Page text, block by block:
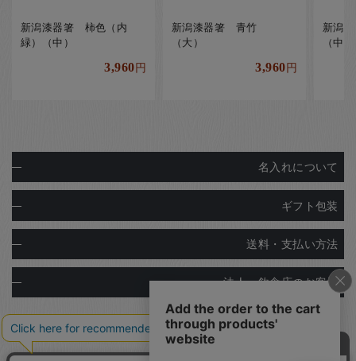
新潟漆器箸 柿色（内
緑）（中）
3,960円
新潟漆器箸 青竹
（大）
3,960円
新潟
（中）
名入れについて
ギフト包装
送料・支払い方法
法人・飲食店のお客様